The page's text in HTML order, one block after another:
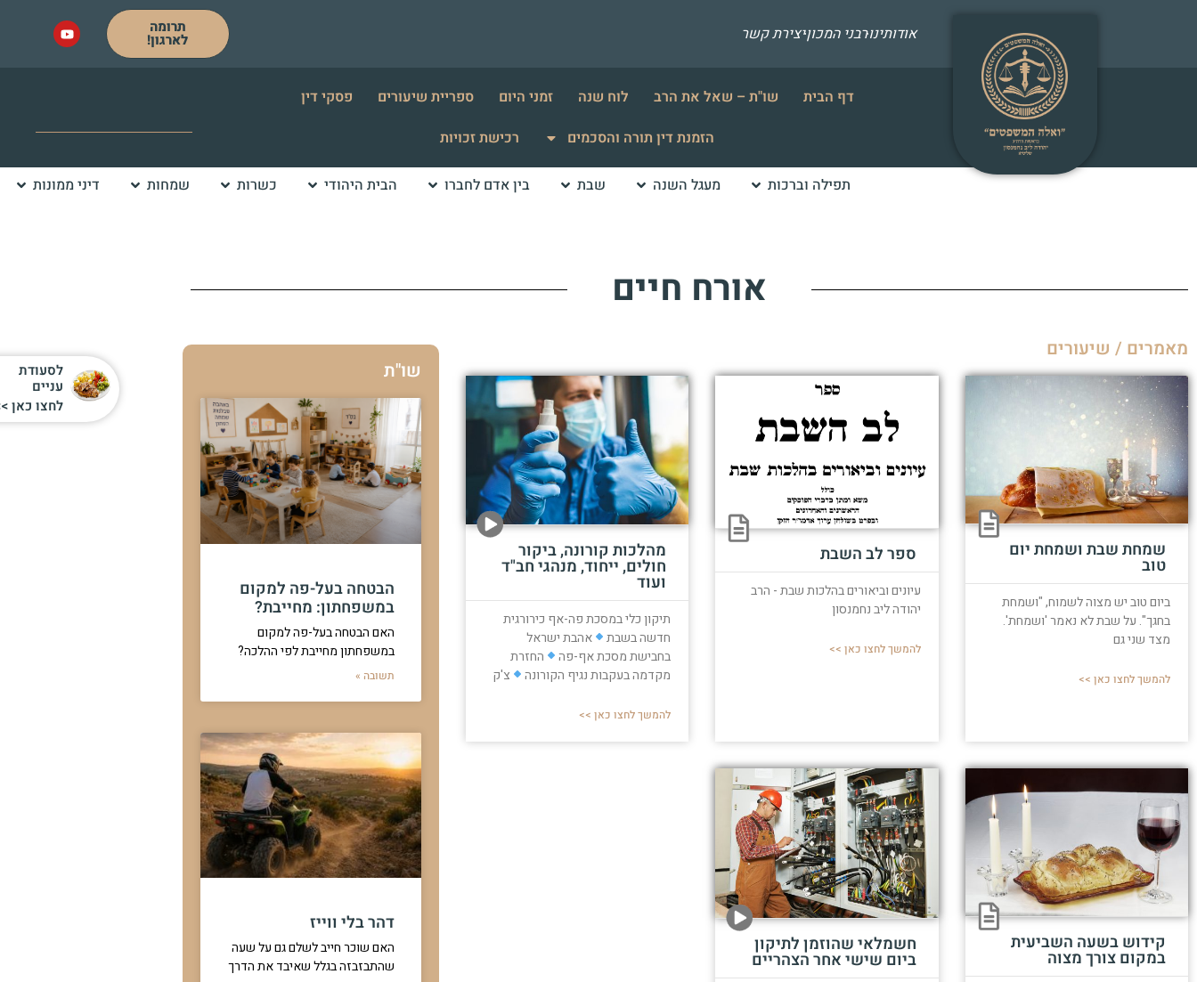
אודותינורבני המכוןיצירת קשר תרומה
לארגון!
דף הבית שו"ת – שאל את הרב לוח שנה זמני היום ספריית שיעורים
פסקי דין
הזמנת דין תורה והסכמים
רכישת זכויות
תפילה וברכות מעגל השנה שבת בין אדם לחברו הבית היהודי כשרות שמחות דיני ממונות
אורח חיים
מאמרים / שיעורים
שמחת שבת ושמחת יום
טוב
ביום טוב יש מצוה לשמוח, "ושמחת
בחגך". על שבת לא נאמר 'ושמחת'.
מצד שני גם
להמשך לחצו כאן >>
ספר לב השבת
עיונים וביאורים בהלכות שבת - הרב
יהודה ליב נחמנסון
להמשך לחצו כאן >>
מהלכות קורונה, ביקור
חולים, ייחוד, מנהגי חב"ד
ועוד
תיקון כלי במסכת פה-אף כירורגית
חדשה בשבת
אהבת ישראל
בחבישת מסכת אף-פה
החזרת
מקדמה בעקבות נגיף הקורונה
צ'ק
להמשך לחצו כאן >>
קידוש בשעה השביעית
במקום צורך מצוה
חשמלאי שהוזמן לתיקון
ביום שישי אחר הצהריים
שו"ת
הבטחה בעל-פה למקום
במשפחתון: מחייבת?
האם הבטחה בעל-פה למקום
במשפחתון מחייבת לפי ההלכה?
תשובה »
דהר בלי ווייז
האם שוכר חייב לשלם גם על שעה
שהתבזבזה בגלל שאיבד את הדרך
לסעודת
עניים
לחצו כאן